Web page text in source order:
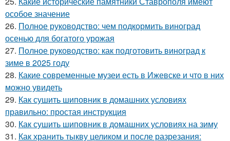
особое значение
26. Полное руководство: чем подкормить виноград
осенью для богатого урожая
27. Полное руководство: как подготовить виноград к
зиме в 2025 году
28. Какие современные музеи есть в Ижевске и что в них
можно увидеть
29. Как сушить шиповник в домашних условиях
правильно: простая инструкция
30. Как сушить шиповник в домашних условиях на зиму
31. Как хранить тыкву целиком и после разрезания: